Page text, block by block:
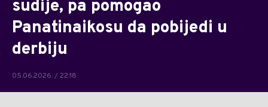
sudije, pa pomogao
Panatinaikosu da pobijedi u
derbiju
05.06.2026. / 22:18